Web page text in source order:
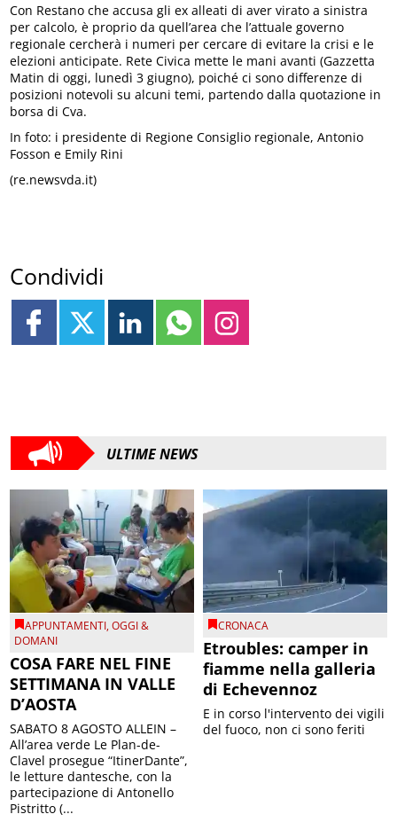
Con Restano che accusa gli ex alleati di aver virato a sinistra
per calcolo, è proprio da quell’area che l’attuale governo
regionale cercherà i numeri per cercare di evitare la crisi e le
elezioni anticipate. Rete Civica mette le mani avanti (Gazzetta
Matin di oggi, lunedì 3 giugno), poiché ci sono differenze di
posizioni notevoli su alcuni temi, partendo dalla quotazione in
borsa di Cva.
In foto: i presidente di Regione Consiglio regionale, Antonio
Fosson e Emily Rini
(re.newsvda.it)
Condividi
ULTIME NEWS
APPUNTAMENTI,OGGI &
DOMANI
COSA FARE NEL FINE
SETTIMANA IN VALLE
D’AOSTA
SABATO 8 AGOSTO ALLEIN –
All’area verde Le Plan-de-
Clavel prosegue “ItinerDante”,
le letture dantesche, con la
partecipazione di Antonello
Pistritto (...
CRONACA
Etroubles: camper in
fiamme nella galleria
di Echevennoz
E in corso l'intervento dei vigili
del fuoco, non ci sono feriti